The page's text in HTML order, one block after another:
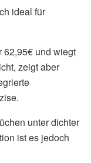
ideal für
62,95€ und wiegt
zeigt aber
unter dichter
ist es jedoch